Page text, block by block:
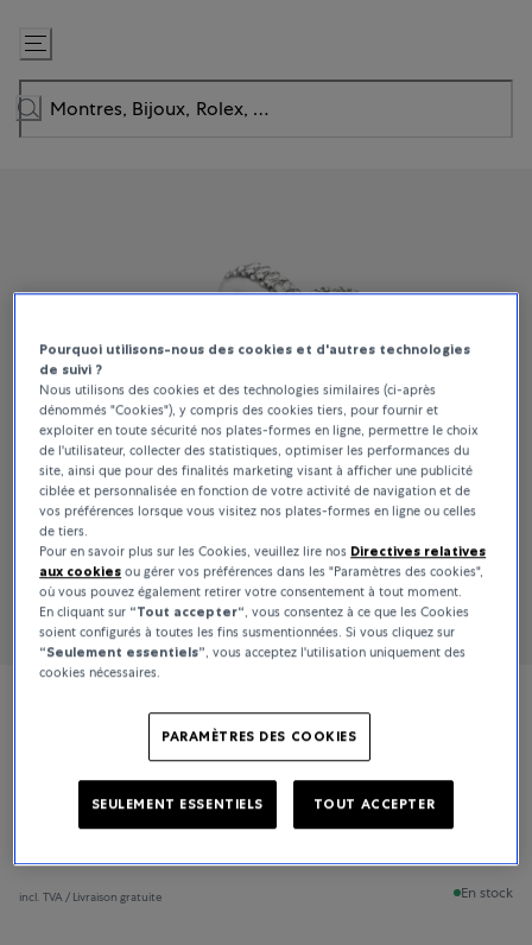
Passer
au
contenu
Bucherer Fine Jewellery
incl. TVA / Livraison gratuite En stock
Pourquoi utilisons-nous des cookies et d'autres technologies
de suivi ?
Nous utilisons des cookies et des technologies similaires (ci-après
dénommés "Cookies"), y compris des cookies tiers, pour fournir et
exploiter en toute sécurité nos plates-formes en ligne, permettre le choix
de l'utilisateur, collecter des statistiques, optimiser les performances du
site, ainsi que pour des finalités marketing visant à afficher une publicité
ciblée et personnalisée en fonction de votre activité de navigation et de
vos préférences lorsque vous visitez nos plates-formes en ligne ou celles
de tiers.
Pour en savoir plus sur les Cookies, veuillez lire nos Directives relatives
aux cookies ou gérer vos préférences dans les "Paramètres des cookies",
où vous pouvez également retirer votre consentement à tout moment.
En cliquant sur “Tout accepter“ , vous consentez à ce que les Cookies
soient configurés à toutes les fins susmentionnées. Si vous cliquez sur
“Seulement essentiels” , vous acceptez l'utilisation uniquement des
cookies nécessaires.
PARAMÈTRES DES COOKIES
SEULEMENT ESSENTIELS TOUT ACCEPTER